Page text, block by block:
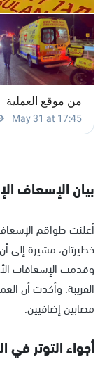
بيان الإسعاف
أعلنت طواقم الإسعاف
خطيرتان، مشيرة إلى
وقدمت الإسعافات
القريبة. وأكدت أن
مصابين إضافيين.
أجواء التوتر في